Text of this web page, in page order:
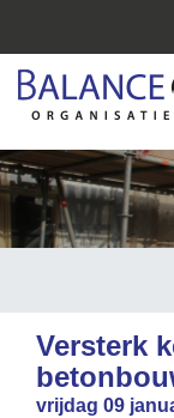
Versterk
vrijdag 09